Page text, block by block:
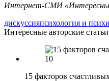
Интернет-СМИ
дискуссияпсихология и
Интересные авторские статьи
15 факторов